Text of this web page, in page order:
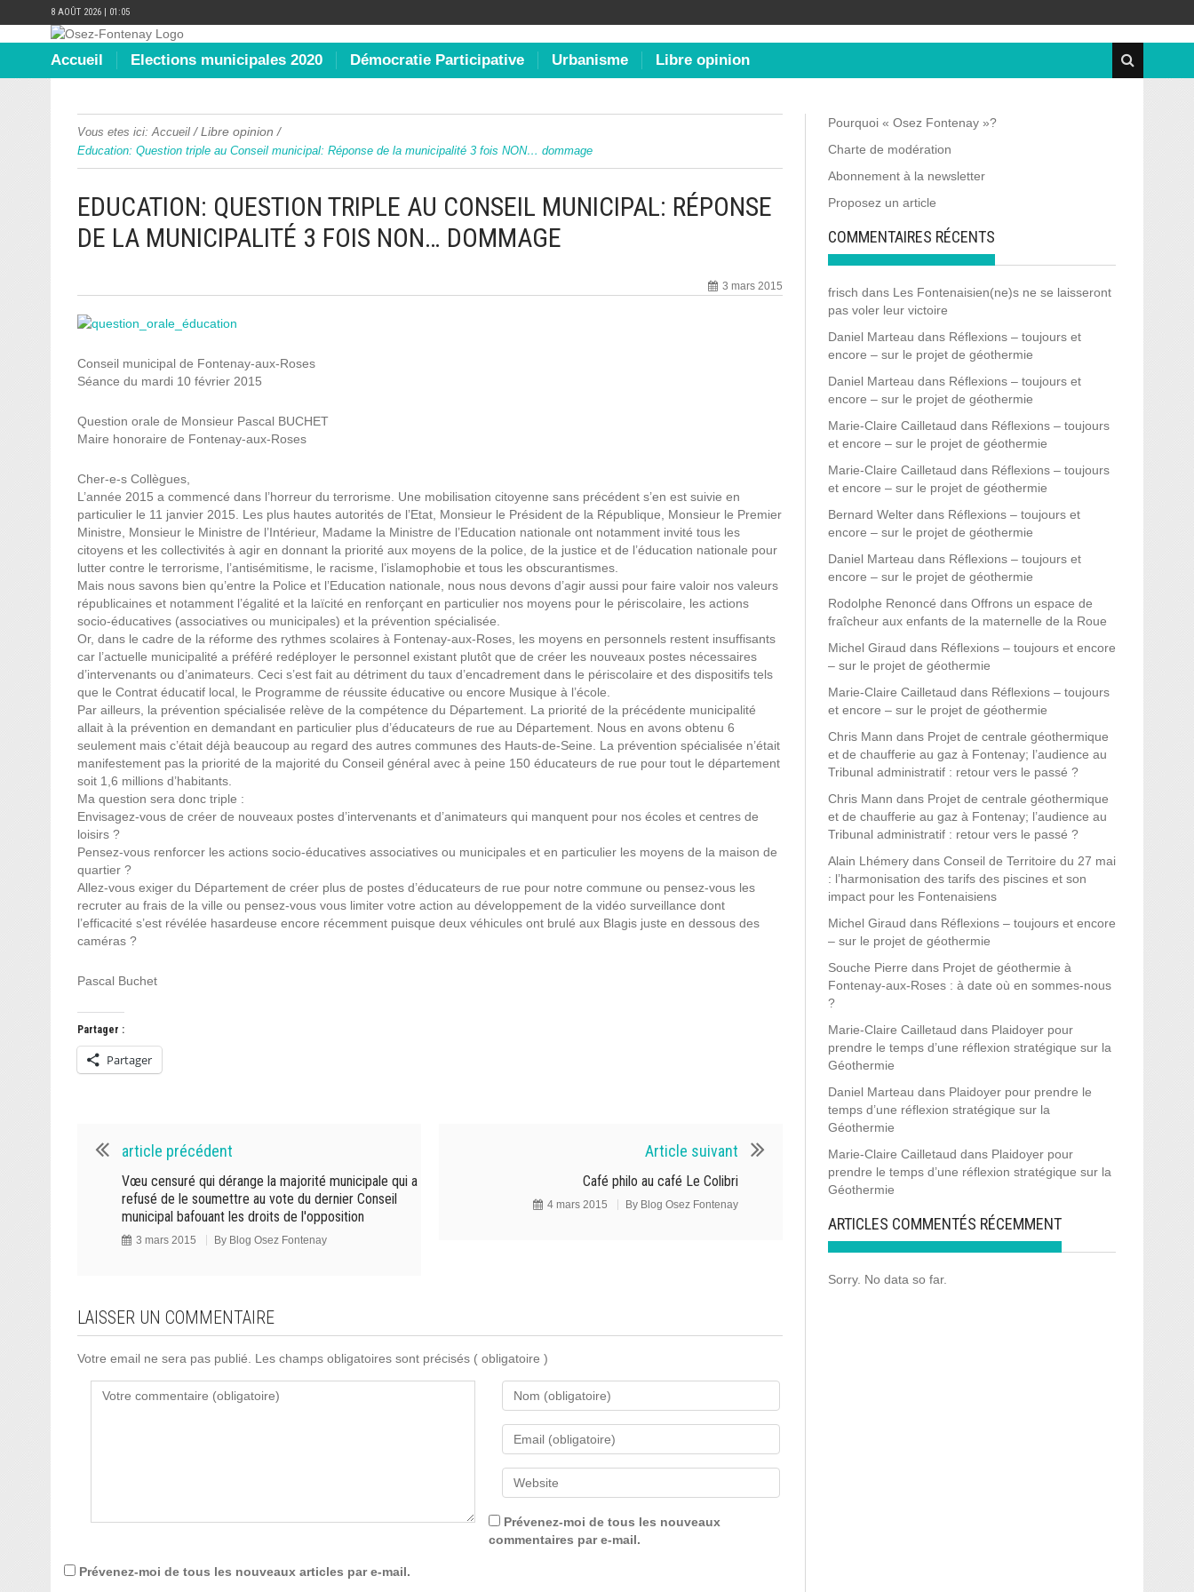
8 AOÛT 2026 | 01:05
Accueil Elections municipales 2020 Démocratie Participative Urbanisme Libre opinion
Vous etes ici: Accueil /Libre opinion /
Education: Question triple au Conseil municipal: Réponse de la municipalité 3 fois NON… dommage
EDUCATION: QUESTION TRIPLE AU CONSEIL MUNICIPAL: RÉPONSE
DE LA MUNICIPALITÉ 3 FOIS NON… DOMMAGE
3 mars 2015
Conseil municipal de Fontenay-aux-Roses
Séance du mardi 10 février 2015
Question orale de Monsieur Pascal BUCHET
Maire honoraire de Fontenay-aux-Roses
Cher-e-s Collègues,
L’année 2015 a commencé dans l’horreur du terrorisme. Une mobilisation citoyenne sans précédent s’en est suivie en
particulier le 11 janvier 2015. Les plus hautes autorités de l’Etat, Monsieur le Président de la République, Monsieur le Premier
Ministre, Monsieur le Ministre de l’Intérieur, Madame la Ministre de l’Education nationale ont notamment invité tous les
citoyens et les collectivités à agir en donnant la priorité aux moyens de la police, de la justice et de l’éducation nationale pour
lutter contre le terrorisme, l’antisémitisme, le racisme, l’islamophobie et tous les obscurantismes.
Mais nous savons bien qu’entre la Police et l’Education nationale, nous nous devons d’agir aussi pour faire valoir nos valeurs
républicaines et notamment l’égalité et la laïcité en renforçant en particulier nos moyens pour le périscolaire, les actions
socio-éducatives (associatives ou municipales) et la prévention spécialisée.
Or, dans le cadre de la réforme des rythmes scolaires à Fontenay-aux-Roses, les moyens en personnels restent insuffisants
car l’actuelle municipalité a préféré redéployer le personnel existant plutôt que de créer les nouveaux postes nécessaires
d’intervenants ou d’animateurs. Ceci s’est fait au détriment du taux d’encadrement dans le périscolaire et des dispositifs tels
que le Contrat éducatif local, le Programme de réussite éducative ou encore Musique à l’école.
Par ailleurs, la prévention spécialisée relève de la compétence du Département. La priorité de la précédente municipalité
allait à la prévention en demandant en particulier plus d’éducateurs de rue au Département. Nous en avons obtenu 6
seulement mais c’était déjà beaucoup au regard des autres communes des Hauts-de-Seine. La prévention spécialisée n’était
manifestement pas la priorité de la majorité du Conseil général avec à peine 150 éducateurs de rue pour tout le département
soit 1,6 millions d’habitants.
Ma question sera donc triple :
Envisagez-vous de créer de nouveaux postes d’intervenants et d’animateurs qui manquent pour nos écoles et centres de
loisirs ?
Pensez-vous renforcer les actions socio-éducatives associatives ou municipales et en particulier les moyens de la maison de
quartier ?
Allez-vous exiger du Département de créer plus de postes d’éducateurs de rue pour notre commune ou pensez-vous les
recruter au frais de la ville ou pensez-vous vous limiter votre action au développement de la vidéo surveillance dont
l’efficacité s’est révélée hasardeuse encore récemment puisque deux véhicules ont brulé aux Blagis juste en dessous des
caméras ?
Pascal Buchet
Partager :
Partager
article précédent
Vœu censuré qui dérange la majorité municipale qui a
refusé de le soumettre au vote du dernier Conseil
municipal bafouant les droits de l'opposition
3 mars 2015 By Blog Osez Fontenay
Article suivant
Café philo au café Le Colibri
4 mars 2015 By Blog Osez Fontenay
LAISSER UN COMMENTAIRE
Votre email ne sera pas publié. Les champs obligatoires sont précisés ( obligatoire )
Prévenez-moi de tous les nouveaux
commentaires par e-mail.
Prévenez-moi de tous les nouveaux articles par e-mail.
Pourquoi « Osez Fontenay »?
Charte de modération
Abonnement à la newsletter
Proposez un article
COMMENTAIRES RÉCENTS
frisch dans Les Fontenaisien(ne)s ne se laisseront
pas voler leur victoire
Daniel Marteau dans Réflexions – toujours et
encore – sur le projet de géothermie
Daniel Marteau dans Réflexions – toujours et
encore – sur le projet de géothermie
Marie-Claire Cailletaud dans Réflexions – toujours
et encore – sur le projet de géothermie
Marie-Claire Cailletaud dans Réflexions – toujours
et encore – sur le projet de géothermie
Bernard Welter dans Réflexions – toujours et
encore – sur le projet de géothermie
Daniel Marteau dans Réflexions – toujours et
encore – sur le projet de géothermie
Rodolphe Renoncé dans Offrons un espace de
fraîcheur aux enfants de la maternelle de la Roue
Michel Giraud dans Réflexions – toujours et encore
– sur le projet de géothermie
Marie-Claire Cailletaud dans Réflexions – toujours
et encore – sur le projet de géothermie
Chris Mann dans Projet de centrale géothermique
et de chaufferie au gaz à Fontenay; l’audience au
Tribunal administratif : retour vers le passé ?
Chris Mann dans Projet de centrale géothermique
et de chaufferie au gaz à Fontenay; l’audience au
Tribunal administratif : retour vers le passé ?
Alain Lhémery dans Conseil de Territoire du 27 mai
: l’harmonisation des tarifs des piscines et son
impact pour les Fontenaisiens
Michel Giraud dans Réflexions – toujours et encore
– sur le projet de géothermie
Souche Pierre dans Projet de géothermie à
Fontenay-aux-Roses : à date où en sommes-nous
?
Marie-Claire Cailletaud dans Plaidoyer pour
prendre le temps d’une réflexion stratégique sur la
Géothermie
Daniel Marteau dans Plaidoyer pour prendre le
temps d’une réflexion stratégique sur la
Géothermie
Marie-Claire Cailletaud dans Plaidoyer pour
prendre le temps d’une réflexion stratégique sur la
Géothermie
ARTICLES COMMENTÉS RÉCEMMENT
Sorry. No data so far.